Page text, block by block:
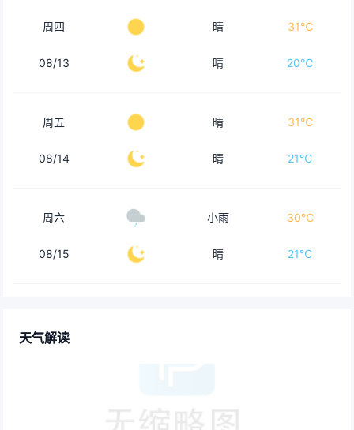
周四 晴 31℃
08/13 晴 20℃
周五 晴 31℃
08/14 晴 21℃
周六 小雨 30℃
08/15 晴 21℃
天气解读